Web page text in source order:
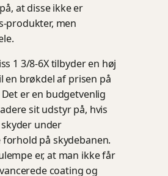
at disse ikke er
produkter, men
1 3/8-6X tilbyder en høj
en brøkdel af prisen på
er en budgetvenlig
sit udstyr på, hvis
under
på skydebanen.
er, at man ikke får
coating og